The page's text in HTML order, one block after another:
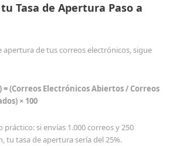
Tasa de Apertura Paso a
apertura de tus correos electrónicos, sigue
= (Correos Electrónicos Abiertos / Correos
× 100
si envías 1.000 correos y 250
tu tasa de apertura sería del 25%.